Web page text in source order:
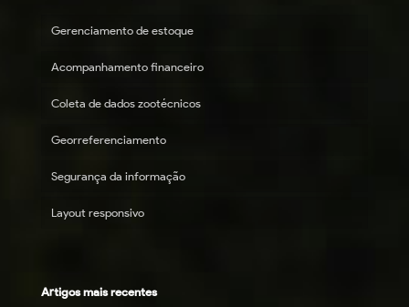
Gerenciamento de estoque
Acompanhamento financeiro
Coleta de dados zootécnicos
Georreferenciamento
Segurança da informação
Layout responsivo
Artigos mais recentes